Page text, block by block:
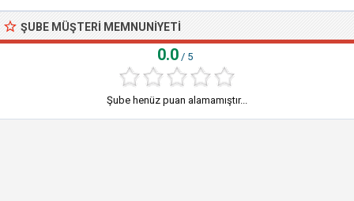
ŞUBE MÜŞTERI MEMNUNIYETI
0.0 / 5
Şube henüz puan alamamıştır...